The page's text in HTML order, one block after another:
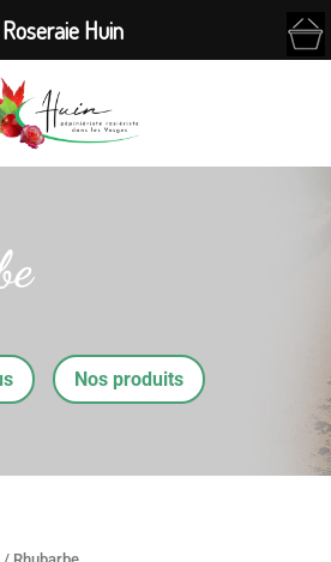
Nos produits
Roseraie Huin